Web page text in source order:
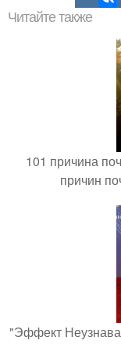
Читайте также
101 причина
причин
"Эффект